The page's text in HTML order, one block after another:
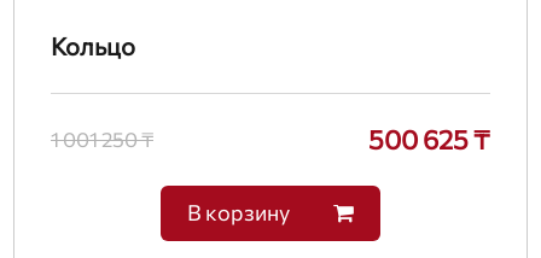
Кольцо
1 001 250 ₸ 500 625 ₸
В корзину